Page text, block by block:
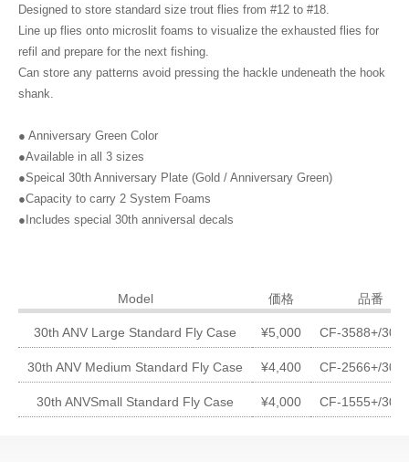
Designed to store standard size trout flies from #12 to #18.
Line up flies onto microslit foams to visualize the exhausted flies for
refil and prepare for the next fishing.
Can store any patterns avoid pressing the hackle undeneath the hook
shank.
● Anniversary Green Color
●Available in all 3 sizes
●Speical 30th Anniversary Plate (Gold / Anniversary Green)
●Capacity to carry 2 System Foams
●Includes special 30th anniversal decals
Model 価格 品番
30th ANV Large Standard Fly Case ¥5,000 CF-3588+/
30th ANV Medium Standard Fly Case ¥4,400 CF-2566+/
30th ANVSmall Standard Fly Case ¥4,000 CF-1555+/